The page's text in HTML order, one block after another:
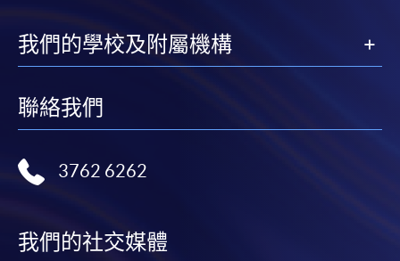
我們的學校及附屬機構
聯絡我們
3762 6262
我們的社交媒體